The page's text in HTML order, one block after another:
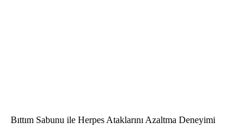
Bıttım Sabunu ile Herpes Ataklarını Azaltma Deneyimi